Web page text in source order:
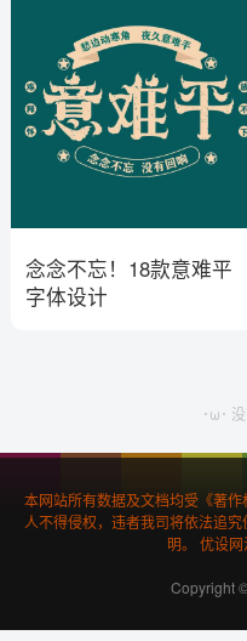
念念不忘！18款意难平
字体设计
･ω･
本网站所有数据及文档均受《著
人不得侵权，违者我司将依法追
明。 优设
Copyright